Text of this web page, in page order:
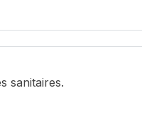
sanitaires.